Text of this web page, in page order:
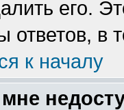
его.
ответов, в
к началу